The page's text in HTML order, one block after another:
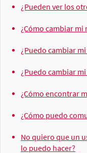
¿Pueden ver los
¿Cómo cambiar mi
¿Puedo cambiar
¿Puedo cambiar
¿Cómo encontrar
¿Cómo puedo
No quiero que un
lo puedo hacer?